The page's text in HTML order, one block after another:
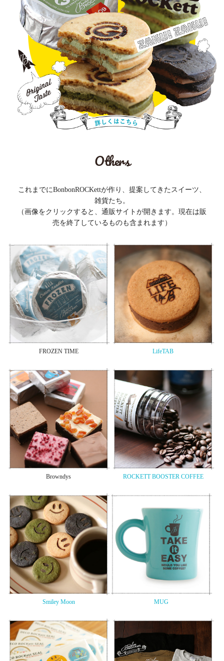
Others
これまでにBonbonROCKettが作り、提案してきたスイーツ、
雑貨たち。
（画像をクリックすると、通販サイトが開きます。現在は販
売を終了しているものも含まれます）
FROZEN TIME LifeTAB
Browndys ROCKETT BOOSTER COFFEE
Smiley Moon MUG